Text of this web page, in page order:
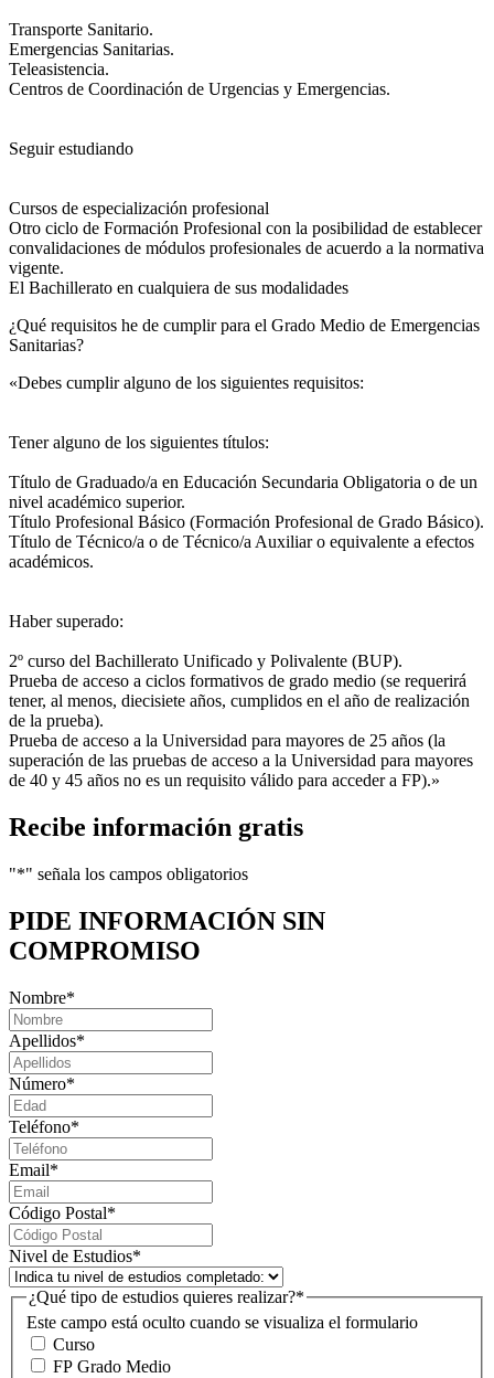
Transporte Sanitario.
Emergencias Sanitarias.
Teleasistencia.
Centros de Coordinación de Urgencias y Emergencias.
Seguir estudiando
Cursos de especialización profesional
Otro ciclo de Formación Profesional con la posibilidad de establecer
convalidaciones de módulos profesionales de acuerdo a la normativa
vigente.
El Bachillerato en cualquiera de sus modalidades
¿Qué requisitos he de cumplir para el Grado Medio de Emergencias
Sanitarias?
«Debes cumplir alguno de los siguientes requisitos:
Tener alguno de los siguientes títulos:
Título de Graduado/a en Educación Secundaria Obligatoria o de un
nivel académico superior.
Título Profesional Básico (Formación Profesional de Grado Básico).
Título de Técnico/a o de Técnico/a Auxiliar o equivalente a efectos
académicos.
Haber superado:
2º curso del Bachillerato Unificado y Polivalente (BUP).
Prueba de acceso a ciclos formativos de grado medio (se requerirá
tener, al menos, diecisiete años, cumplidos en el año de realización
de la prueba).
Prueba de acceso a la Universidad para mayores de 25 años (la
superación de las pruebas de acceso a la Universidad para mayores
de 40 y 45 años no es un requisito válido para acceder a FP).»
Recibe información gratis
"*" señala los campos obligatorios
PIDE INFORMACIÓN SIN
COMPROMISO
Nombre*
Apellidos*
Número*
Teléfono*
Email*
Código Postal*
Nivel de Estudios*
Este campo está oculto cuando se visualiza el formulario
¿Qué tipo de estudios quieres realizar?*
Curso
FP Grado Medio